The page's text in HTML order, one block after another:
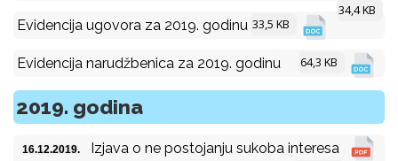
34,4 KB
Evidencija ugovora za 2019. godinu 33,5 KB
Evidencija narudžbenica za 2019. godinu 64,3 KB
2019. godina
16.12.2019.
Izjava o ne postojanju sukoba interesa